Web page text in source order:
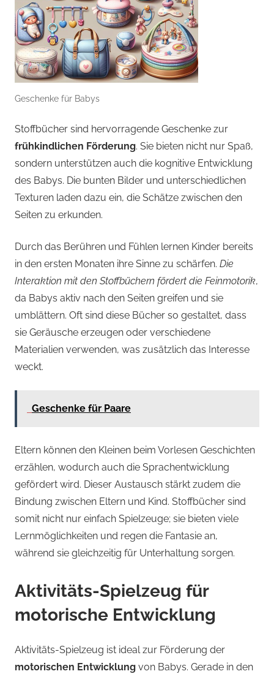
Geschenke für Babys
Stoffbücher sind hervorragende Geschenke zur
frühkindlichen Förderung. Sie bieten nicht nur Spaß,
sondern unterstützen auch die kognitive Entwicklung
des Babys. Die bunten Bilder und unterschiedlichen
Texturen laden dazu ein, die Schätze zwischen den
Seiten zu erkunden.
Durch das Berühren und Fühlen lernen Kinder bereits
in den ersten Monaten ihre Sinne zu schärfen. Die
Interaktion mit den Stoffbüchern fördert die Feinmotorik,
da Babys aktiv nach den Seiten greifen und sie
umblättern. Oft sind diese Bücher so gestaltet, dass
sie Geräusche erzeugen oder verschiedene
Materialien verwenden, was zusätzlich das Interesse
weckt.
Geschenke für Paare
Eltern können den Kleinen beim Vorlesen Geschichten
erzählen, wodurch auch die Sprachentwicklung
gefördert wird. Dieser Austausch stärkt zudem die
Bindung zwischen Eltern und Kind. Stoffbücher sind
somit nicht nur einfach Spielzeuge; sie bieten viele
Lernmöglichkeiten und regen die Fantasie an,
während sie gleichzeitig für Unterhaltung sorgen.
Aktivitäts-Spielzeug für
motorische Entwicklung
Aktivitäts-Spielzeug ist ideal zur Förderung der
motorischen Entwicklung von Babys. Gerade in den